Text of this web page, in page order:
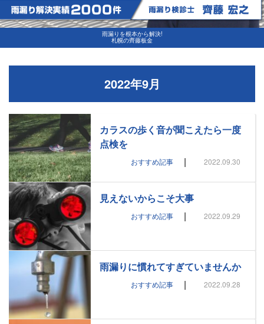
雨漏りを根本から解決!
札幌の齊藤板金
2022年9月
カラスの歩く音が聞こえたら一度
点検を
おすすめ記事 | 2022.09.30
見えないからこそ大事
おすすめ記事 | 2022.09.29
雨漏りに慣れてすぎていませんか
おすすめ記事 | 2022.09.28